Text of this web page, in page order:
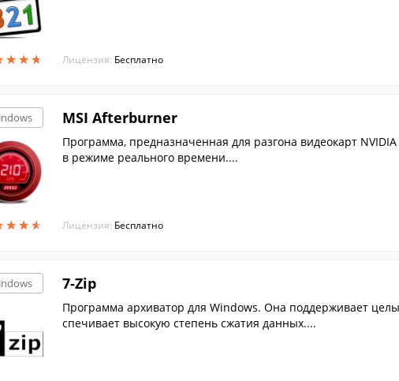
★★★
★★★ Лицензия: Бесплатно
★★★
★★★
MSI Afterburner
Программа, предназначенная для разгона видеокарт
в режиме реального времени....
Лицензия: Бесплатно
7-Zip
Программа архиватор для Windows. Она поддерживает
спечивает высокую степень сжатия данных....